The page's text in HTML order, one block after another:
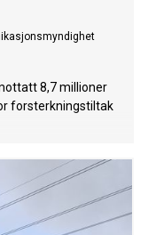
8,7 millioner
forsterkningstiltak